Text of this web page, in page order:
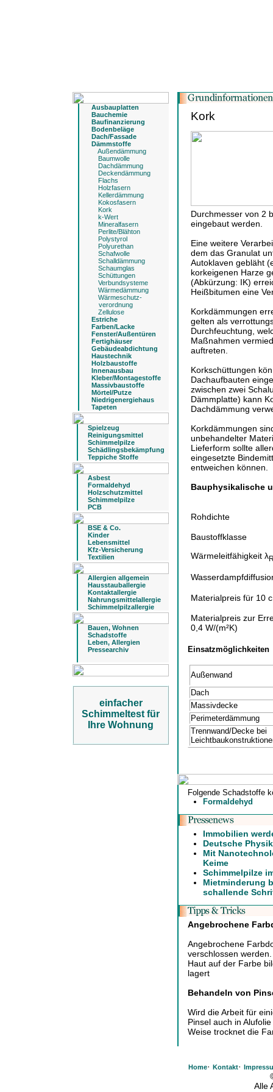
Ausbauplatten
Bauchemie
Baufinanzierung
Bodenbeläge
Dach/Fassade
Dämmstoffe
Außendämmung
Baumwolle
Dachdämmung
Deckendämmung
Flachs
Holzfasern
Kellerdämmung
Kokosfasern
Kork
k-Wert
Mineralfasern
Perlite/Blähton
Polystyrol
Polyurethan
Schafwolle
Schalldämmung
Schaumglas
Schüttungen
Verbundsysteme
Wärmedämmung
Wärmeschutz-
verordnung
Zellulose
Estriche
Farben/Lacke
Fenster/Außentüren
Fertighäuser
Gebäudeabdichtung
Haustechnik
Holzbaustoffe
Innenausbau
Kleber/Montagestoffe
Massivbaustoffe
Mörtel/Putze
Niedrigenergiehaus
Tapeten
Spielzeug
Reinigungsmittel
Schimmelpilze
Schädlingsbekämpfung
Teppiche Stoffe
Asbest
Formaldehyd
Holzschutzmittel
Schimmelpilze
PCB
BSE & Co.
Kinder
Lebensmittel
Kfz-Versicherung
Textilien
Allergien allgemein
Hausstauballergie
Kontaktallergie
Nahrungsmittelallergie
Schimmelpilzallergie
Bauen, Wohnen
Schadstoffe
Leben, Allergien
Pressearchiv
einfacher
Schimmeltest für
Ihre Wohnung
Kork
Durchmesser von 2
eingebaut werden.
Eine weitere
dem das Granulat
Autoklaven gebläht
korkeigenen Harze
(Abkürzung: IK)
Heißbitumen eine
Korkdämmungen
gelten als
Durchfeuchtung,
Maßnahmen
auftreten.
Korkschüttungen
Dachaufbauten
zwischen zwei
Dämmplatte) kann
Dachdämmung
Korkdämmungen
unbehandelter
Lieferform sollte
eingesetzte
entweichen können.
Bauphysikalische
Rohdichte
Baustoffklasse
Wärmeleitfähigkeit λ
Materialpreis für 10
Materialpreis zur
0,4 W/(m²K)
Einsatzmöglichkeiten
Außenwand
Dach
Massivdecke
Perimeterdämmung
Trennwand/Decke bei
Folgende Schadstoffe
Formaldehyd
Immobilien
Deutsche
Mit
Keime
Schimmelpilze
Mietminderung
schallende
Angebrochene
Angebrochene
verschlossen
Haut auf der Farbe
lagert
Behandeln von
Wird die Arbeit für
Pinsel auch in
Weise trocknet die
Home· Kontakt·
Alle